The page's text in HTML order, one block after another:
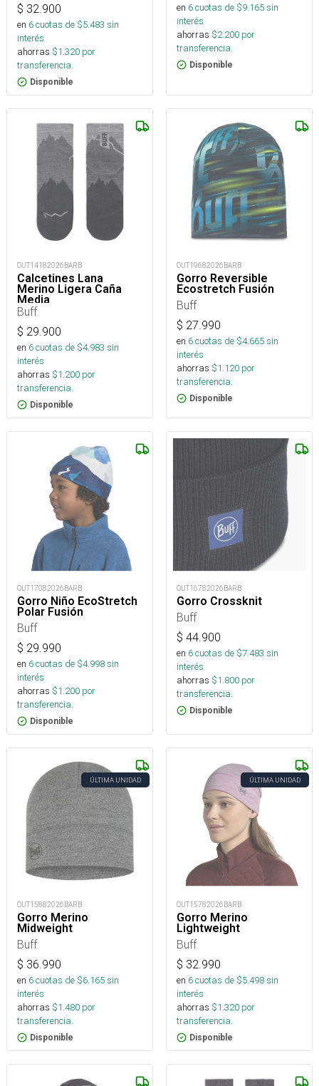
$ 32.900
en 6cuotas de $5.483 sin
interés
ahorras $1.320 por
transferencia.
Disponible
en 6cuotas de $9.165sin
interés
ahorras $2.200 por
transferencia.
Disponible
OUT14182026BARB
Calcetines Lana
Merino Ligera Caña
Media
Buff
$ 29.900
en 6cuotas de $4.983 sin
interés
ahorras $1.200 por
transferencia.
Disponible
OUT19682026BARB
Gorro Reversible
Ecostretch Fusión
Buff
$ 27.990
en 6cuotas de $4.665sin
interés
ahorras $1.120 por
transferencia.
Disponible
OUT17082026BARB
Gorro Niño EcoStretch
Polar Fusión
Buff
$ 29.990
en 6cuotas de $4.998sin
interés
ahorras $1.200 por
transferencia.
Disponible
OUT16782026BARB
Gorro Crossknit
Buff
$ 44.900
en 6cuotas de $7.483 sin
interés
ahorras $1.800 por
transferencia.
Disponible
ÚLTIMA UNIDAD
OUT15882026BARB
Gorro Merino
Midweight
Buff
$ 36.990
en 6cuotas de $6.165sin
interés
ahorras $1.480 por
transferencia.
Disponible
ÚLTIMA UNIDAD
OUT15782026BARB
Gorro Merino
Lightweight
Buff
$ 32.990
en 6cuotas de $5.498sin
interés
ahorras $1.320 por
transferencia.
Disponible